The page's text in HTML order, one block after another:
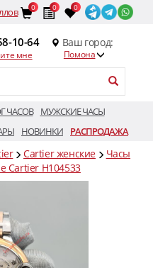
0 0 0
10-64
мне
Ваш город:
Помона
ЧАСОВ
МУЖСКИЕ ЧАСЫ
НОВИНКИ РАСПРОДАЖА
Cartier женские
Часы
Cartier H104533